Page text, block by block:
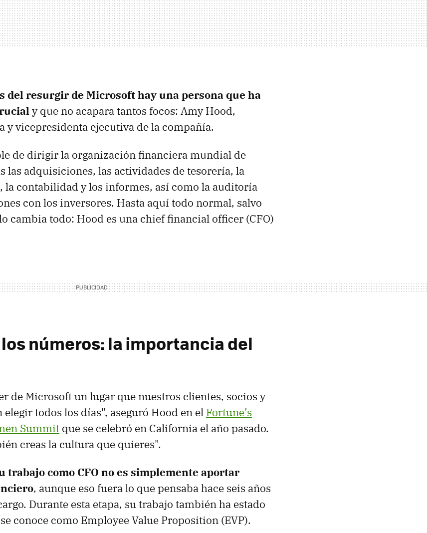
del resurgir de Microsoft hay una persona que ha
y que no acapara tantos focos: Amy Hood,
y vicepresidenta ejecutiva de la compañía.
de dirigir la organización financiera mundial de
las adquisiciones, las actividades de tesorería, la
contabilidad y los informes, así como la auditoría
con los inversores. Hasta aquí todo normal, salvo
cambia todo: Hood es una chief financial officer (CFO)
números: la importancia del
de Microsoft un lugar que nuestros clientes, socios y
todos los días", aseguró Hood en el Fortune’s
Summit que se celebró en California el año pasado.
creas la cultura que quieres".
trabajo como CFO no es simplemente aportar
, aunque eso fuera lo que pensaba hace seis años
Durante esta etapa, su trabajo también ha estado
conoce como Employee Value Proposition (EVP).